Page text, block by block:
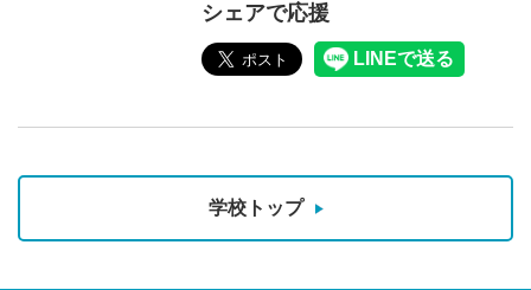
シェアで応援
学校トップ